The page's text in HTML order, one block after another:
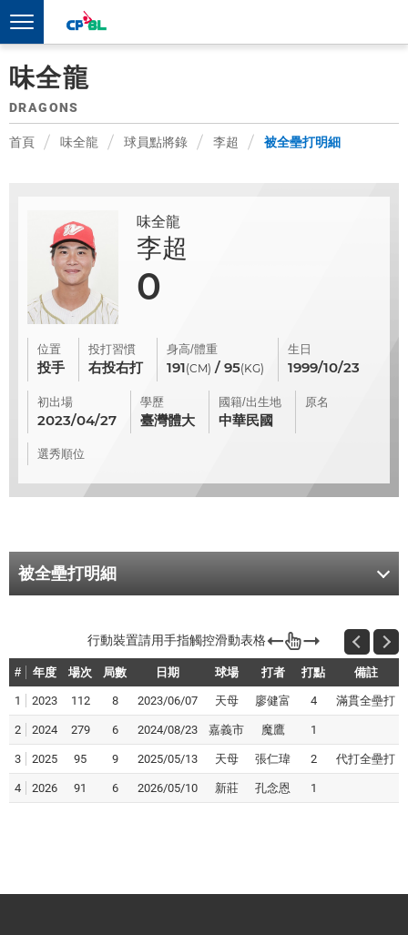
味全龍
DRAGONS
首頁 味全龍 球員點將錄 李超 被全壘打明細
味全龍
李超
0
位置
投手
投打習慣
右投右打
身高/體重
191(CM) / 95(KG)
生日
1999/10/23
初出場
2023/04/27
學歷
臺灣體大
國籍/出生地
中華民國
原名
選秀順位
被全壘打明細
# 年度 場次 局數 日期 球場 打者 打點 備註
1 2023 112 8 2023/06/07 天母 廖健富 4 滿貫全壘打
2 2024 279 6 2024/08/23 嘉義市 魔鷹 1
3 2025 95 9 2025/05/13 天母 張仁瑋 2 代打全壘打
4 2026 91 6 2026/05/10 新莊 孔念恩 1